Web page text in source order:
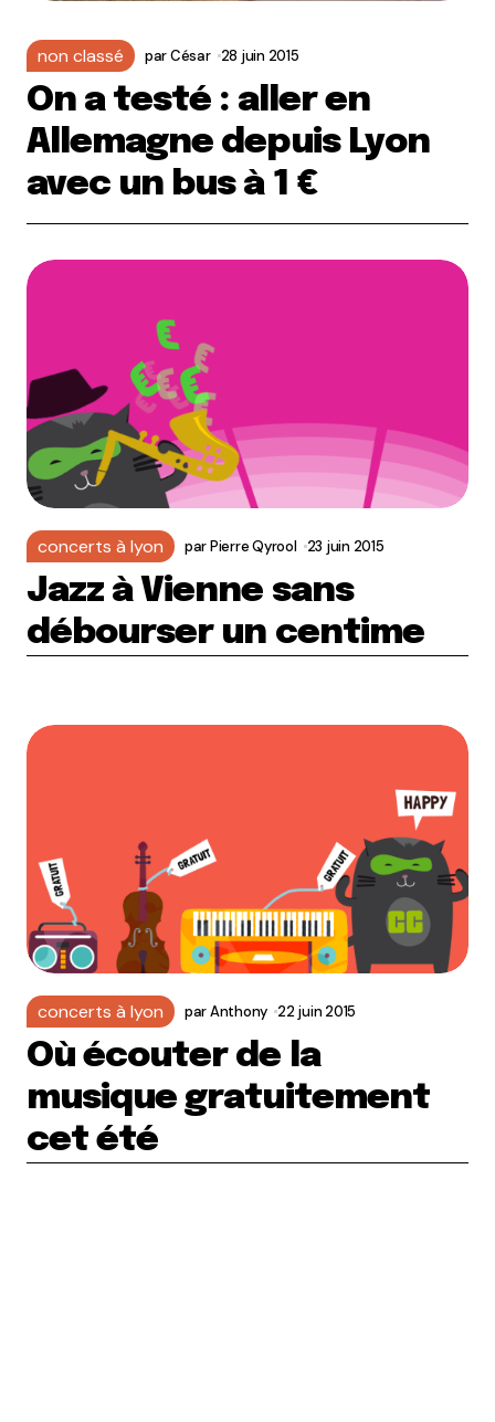
non classé parCésar 28 juin 2015
On a testé : aller en
Allemagne depuis Lyon
avec un bus à 1 €
concerts à lyon parPierre Qyrool 23 juin 2015
Jazz à Vienne sans
débourser un centime
concerts à lyon parAnthony 22 juin 2015
Où écouter de la
musique gratuitement
cet été